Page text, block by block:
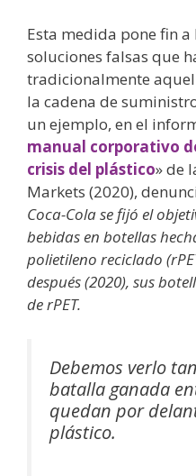
Esta medida pone fin
soluciones falsas que
tradicionalmente
la cadena de
un ejemplo, en el
manual corporativo
crisis del plástico» de
Markets (2020),
Coca-Cola se fijó el
bebidas en botellas
polietileno reciclado
después (2020), sus
de rPET.
Debemos verlo
batalla ganada
quedan por
plástico.